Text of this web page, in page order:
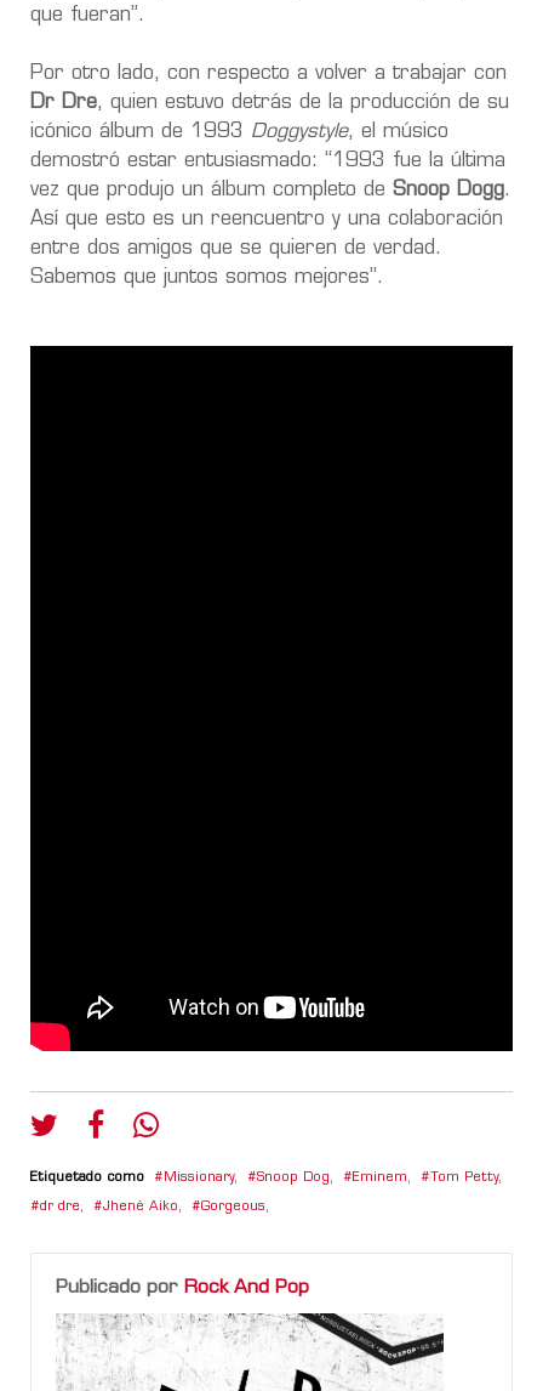
que fueran”.
Por otro lado, con respecto a volver a trabajar con
Dr Dre, quien estuvo detrás de la producción de su
icónico álbum de 1993 Doggystyle, el músico
demostró estar entusiasmado: “1993 fue la última
vez que produjo un álbum completo de Snoop Dogg.
Así que esto es un reencuentro y una colaboración
entre dos amigos que se quieren de verdad.
Sabemos que juntos somos mejores”.
Etiquetado como Missionary, Snoop Dog, Eminem, Tom Petty,
dr dre, Jhené Aiko, Gorgeous,
Publicado por Rock And Pop